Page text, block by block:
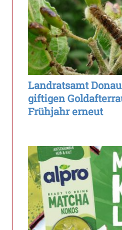
Landratsamt
giftigen
Frühjahr erneut